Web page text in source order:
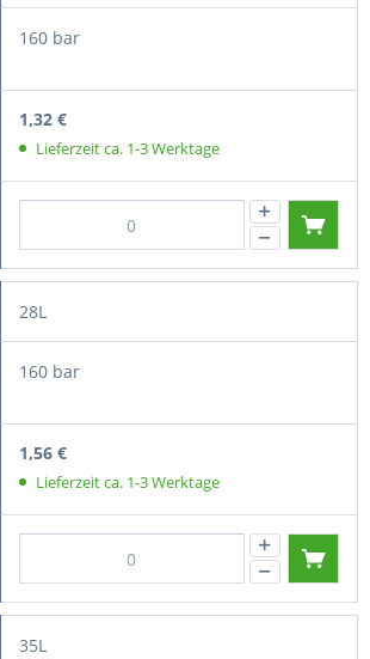
160 bar
1,32 €
Lieferzeit ca. 1-3 Werktage
28L
160 bar
1,56 €
Lieferzeit ca. 1-3 Werktage
35L